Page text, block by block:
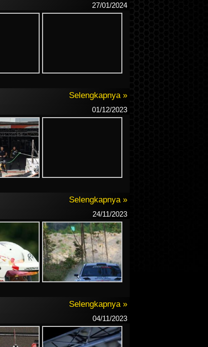
27/01/2024
Selengkapnya »
01/12/2023
Selengkapnya »
24/11/2023
Selengkapnya »
04/11/2023